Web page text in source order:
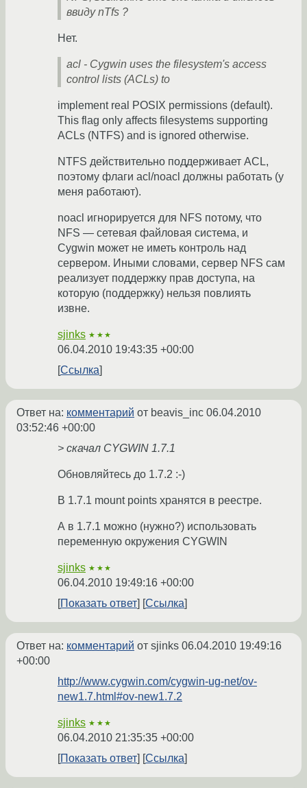
ввиду nTfs ?
Нет.
acl - Cygwin uses the filesystem's access
control lists (ACLs) to
implement real POSIX permissions (default).
This flag only affects filesystems supporting
ACLs (NTFS) and is ignored otherwise.
NTFS действительно поддерживает ACL,
поэтому флаги acl/noacl должны работать (у
меня работают).
noacl игнорируется для NFS потому, что
NFS — сетевая файловая система, и
Cygwin может не иметь контроль над
сервером. Иными словами, сервер NFS сам
реализует поддержку прав доступа, на
которую (поддержку) нельзя повлиять
извне.
sjinks ★★★
06.04.2010 19:43:35 +00:00
Ссылка
Ответ на: комментарий от beavis_inc 06.04.2010
03:52:46 +00:00
> скачал CYGWIN 1.7.1
Обновляйтесь до 1.7.2 :-)
В 1.7.1 mount points хранятся в реестре.
А в 1.7.1 можно (нужно?) использовать
переменную окружения CYGWIN
sjinks ★★★
06.04.2010 19:49:16 +00:00
Показать ответ
Ссылка
Ответ на: комментарий от sjinks 06.04.2010 19:49:16
+00:00
http://www.cygwin.com/cygwin-ug-net/ov-
new1.7.html#ov-new1.7.2
sjinks ★★★
06.04.2010 21:35:35 +00:00
Показать ответ
Ссылка